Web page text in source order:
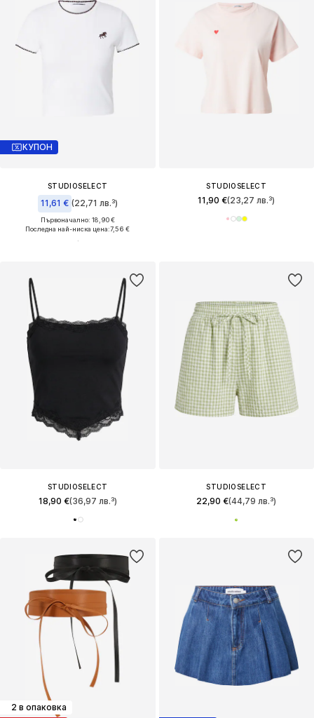
КУПОН
STUDIOSELECT
11,61 € (22,71 лв.³)
Първоначално: 18,90 €
Последна най-ниска цена:7,56 €
STUDIOSELECT
11,90 €(23,27 лв.³)
STUDIOSELECT
18,90 €(36,97 лв.³)
STUDIOSELECT
22,90 €(44,79 лв.³)
2 в опаковка